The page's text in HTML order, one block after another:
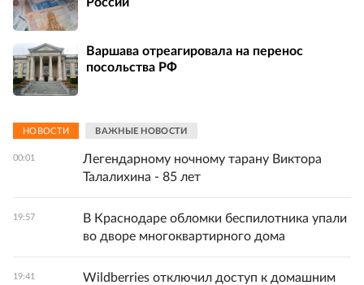
Варшава отреагировала на перенос
посольства РФ
НОВОСТИ ВАЖНЫЕ НОВОСТИ
00:01
Легендарному ночному тарану Виктора
Талалихина - 85 лет
19:57
В Краснодаре обломки беспилотника упали
во дворе многоквартирного дома
19:41
Wildberries отключил доступ к домашним